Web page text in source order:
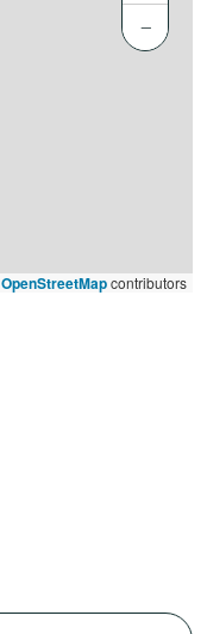
−
OpenStreetMapcontributors